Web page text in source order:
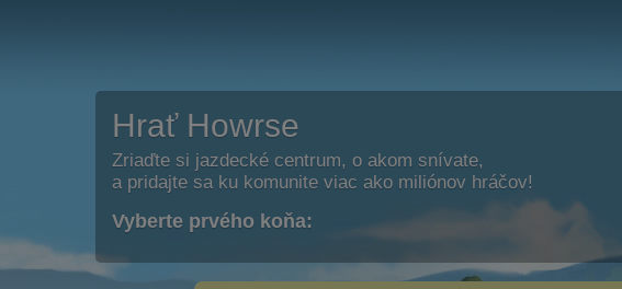
Hrať Howrse
Zriaďte si jazdecké centrum, o akom snívate,
a pridajte sa ku komunite viac ako miliónov hráčov!
Vyberte prvého koňa: